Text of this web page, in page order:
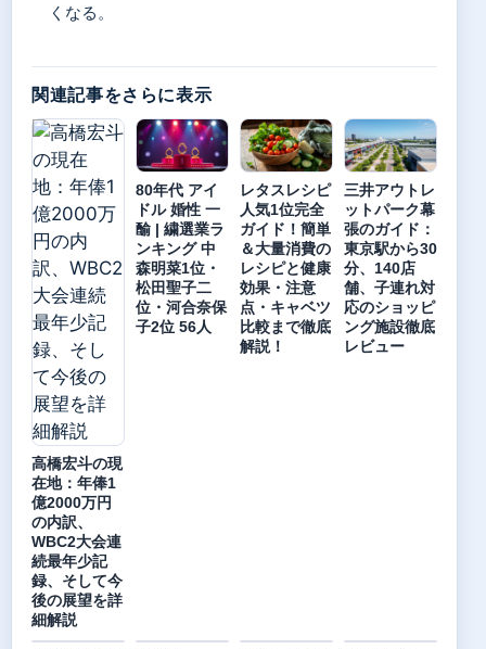
くなる。
関連記事をさらに表示
高橋宏斗の現
在地：年俸1
億2000万円
の内訳、
WBC2大会連
続最年少記
録、そして今
後の展望を詳
細解説
80年代 アイ
ドル 婚性 一
䤅 | 繍選業ラ
ンキング 中
森明菜1位・
松田聖子二
位・河合奈保
子2位 56人
レタスレシピ
人気1位完全
ガイド！簡単
＆大量消費の
レシピと健康
効果・注意
点・キャベツ
比較まで徹底
解説！
三井アウトレ
ットパーク幕
張のガイド：
東京駅から30
分、140店
舗、子連れ対
応のショッピ
ング施設徹底
レビュー